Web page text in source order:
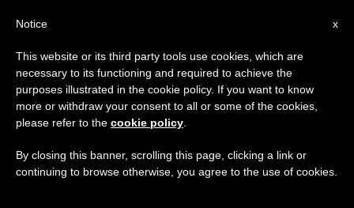
x
Notice
This website or its third party tools use cookies, which are
necessary to its functioning and required to achieve the
purposes illustrated in the cookie policy. If you want to know
more or withdraw your consent to all or some of the cookies,
please refer to the cookie policy
By closing this banner, scrolling this page, clicking a link or
continuing to browse otherwise, you agree to the use of cookies.